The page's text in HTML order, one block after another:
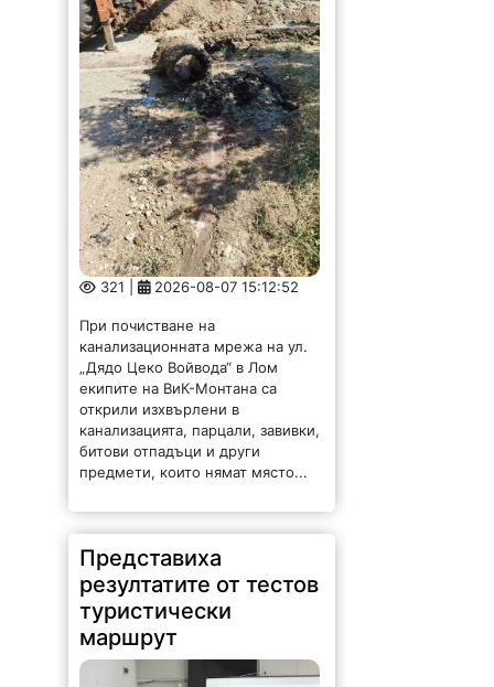
321 | 2026-08-07 15:12:52
При почистване на
канализационната мрежа на ул.
„Дядо Цеко Войвода“ в Лом
екипите на ВиК-Монтана са
открили изхвърлени в
канализацията, парцали, завивки,
битови отпадъци и други
предмети, които нямат място...
Представиха
резултатите от тестов
туристически
маршрут